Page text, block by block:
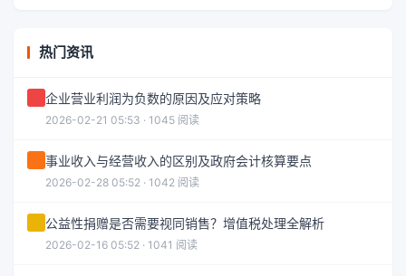
热门资讯
企业营业利润为负数的原因及应对策略
2026-02-21 05:53 · 1045 阅读
事业收入与经营收入的区别及政府会计核算要点
2026-02-28 05:52 · 1042 阅读
公益性捐赠是否需要视同销售？增值税处理全解析
2026-02-16 05:52 · 1041 阅读